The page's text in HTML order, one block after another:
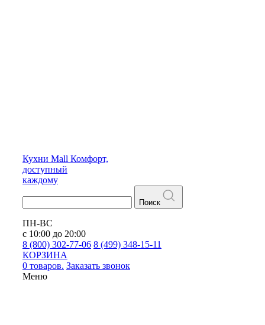
Кухни Mall Комфорт,
доступный
каждому
Поиск
ПН-ВС
с 10:00 до 20:00
8 (800) 302-77-06 8 (499) 348-15-11
КОРЗИНА
0 товаров. Заказать звонок
Меню